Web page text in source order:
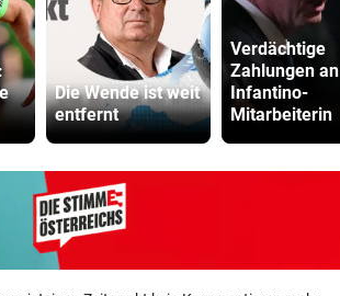
Die Wende ist weit
entfernt
Verdächtige
Zahlungen an
Infantino-
Mitarbeiterin